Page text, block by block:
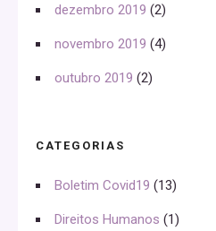
dezembro 2019 (2)
novembro 2019 (4)
outubro 2019 (2)
CATEGORIAS
Boletim Covid19 (13)
Direitos Humanos (1)